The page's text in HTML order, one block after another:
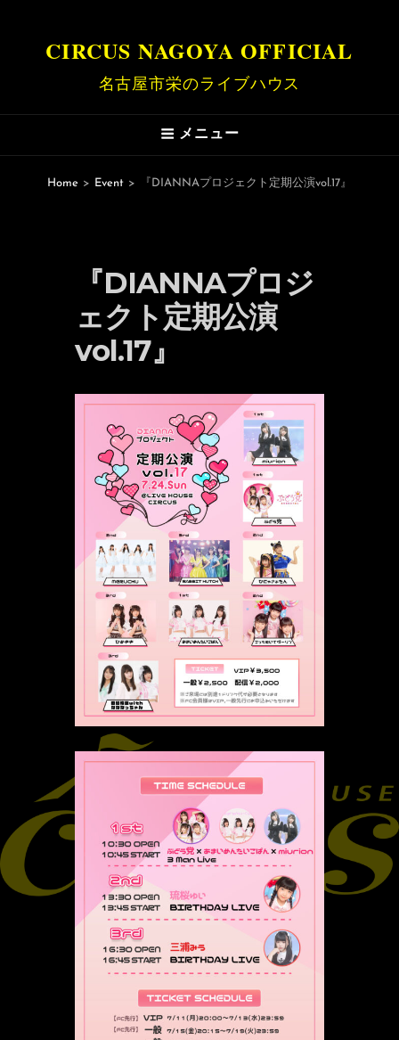
CIRCUS NAGOYA OFFICIAL
名古屋市栄のライブハウス
メニュー
Home > Event > 『DIANNAプロジェクト定期公演vol.17』
『DIANNAプロジ
ェクト定期公演
vol.17』